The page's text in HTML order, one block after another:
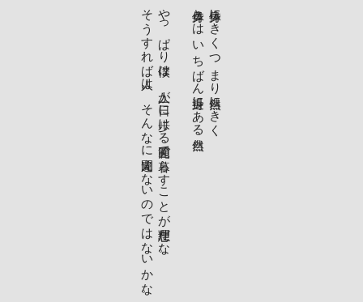
身体にきく つまり自然にきく
身体とは いちばん身近にある自然
やっぱり僕は、人が一日に歩ける範囲で暮らすことが理想だな。
そうすれば人は、そんなに間違えないのではないかな。